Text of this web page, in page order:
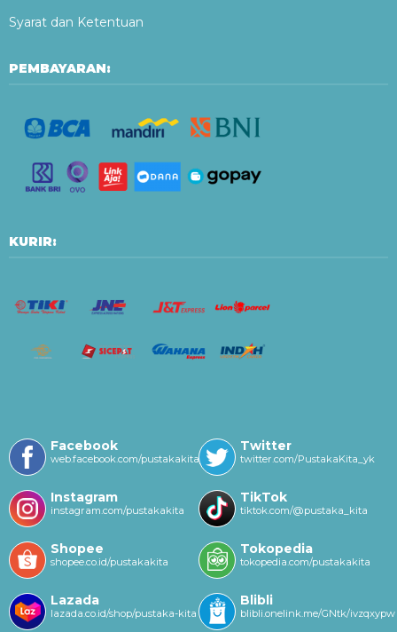
Syarat dan Ketentuan
PEMBAYARAN:
KURIR:
Facebook
web.facebook.com/pustakakitayk/
Twitter
twitter.com/PustakaKita_yk
Instagram
instagram.com/pustakakita
TikTok
tiktok.com/@pustaka_kita
Shopee
shopee.co.id/pustakakita
Tokopedia
tokopedia.com/pustakakita
Lazada
lazada.co.id/shop/pustaka-kita
Blibli
blibli.onelink.me/GNtk/ivzqxypw